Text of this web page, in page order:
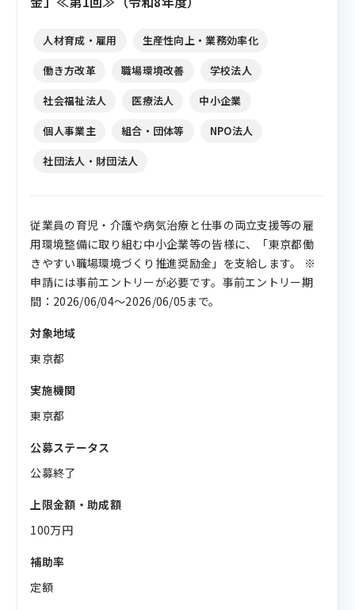
人材育成・雇用
生産性向上・業務効率化
働き方改革
職場環境改善
学校法人
社会福祉法人
医療法人
中小企業
個人事業主
組合・団体等
NPO法人
社団法人・財団法人
従業員の育児・介護や病気治療と仕事の両立支援等の雇
用環境整備に取り組む中小企業等の皆様に、「東京都働
きやすい職場環境づくり推進奨励金」を支給します。 ※
申請には事前エントリーが必要です。事前エントリー期
間：2026/06/04～2026/06/05まで。
対象地域
東京都
実施機関
東京都
公募ステータス
公募終了
上限金額・助成額
100万円
補助率
定額